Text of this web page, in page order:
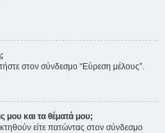
στον σύνδεσμο “Εύρεση μέλους”.
μου και τα θέματά μου;
είτε πατώντας στον σύνδεσμο